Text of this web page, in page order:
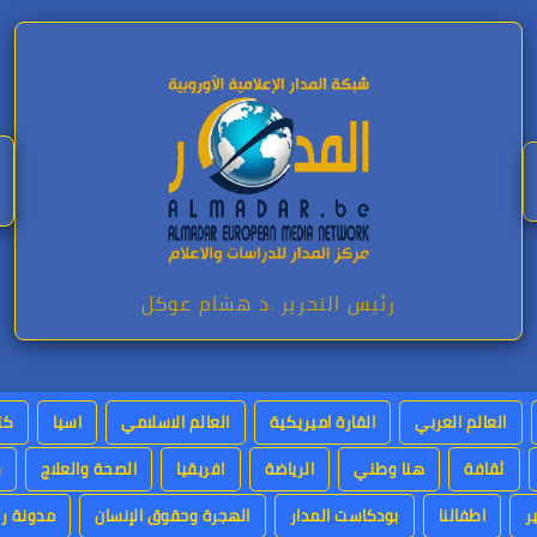
رئيس التحرير .د هشام عوكل
العالم العربي القارة اميريكية العالم الاسلامي اسيا
ثقافة
هنا وطني الرياضة افريقيا الصحة والعلاج
اطفالنا بودكاست المدار الهجرة وحقوق الإنسان مدونة